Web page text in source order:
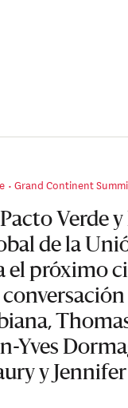
Grand Continent
Verde y
de la
el próximo
Yves
y